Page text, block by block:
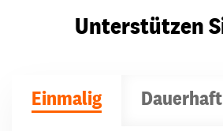
Unterstützen
Einmalig Dauerhaft